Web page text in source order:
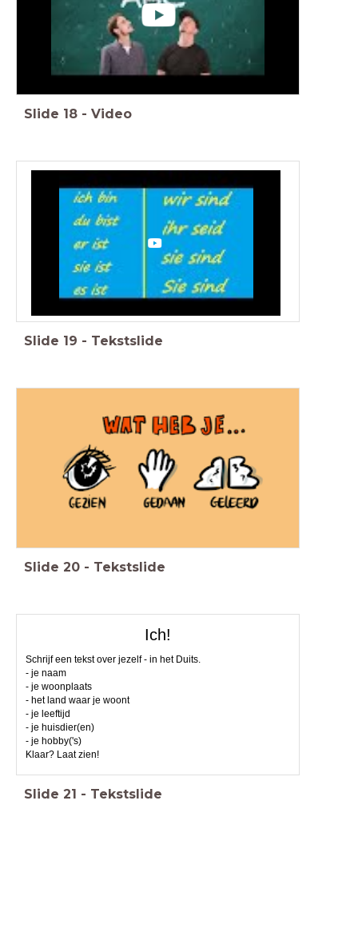
Slide 18 - Video
Slide 19 - Tekstslide
Slide 20 - Tekstslide
Ich!
Schrijf een tekst over jezelf - in het Duits.
- je naam
- je woonplaats
- het land waar je woont
- je leeftijd
- je huisdier(en)
- je hobby('s)
Klaar? Laat zien!
Slide 21 - Tekstslide